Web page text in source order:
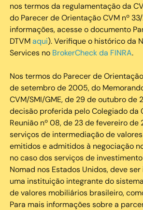
nos termos da regulamentação da
do Parecer de Orientação CVM nº
informações, acesse o documento
DTVMaqui). Verifique o histórico da
Services no BrokerCheck da FINRA.
Nos termos do Parecer de
de setembro de 2005, do
CVM/SMI/GME, de 29 de outubro de
decisão proferida pelo Colegiado da
Reunião nº 08, de 23 de fevereiro de
serviços de intermediação de
emitidos e admitidos à negociação
no caso dos serviços de
Nomad nos Estados Unidos, deve
uma instituição integrante do
de valores mobiliários brasileiro,
Para mais informações sobre a